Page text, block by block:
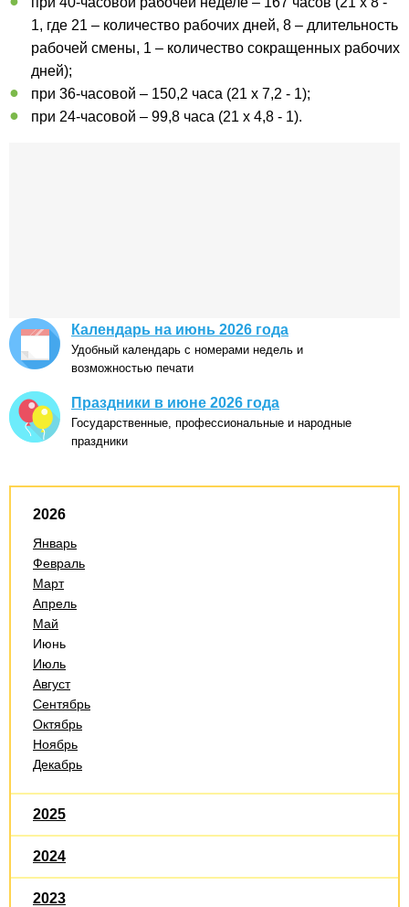
1, где 21 – количество рабочих дней, 8 – длительность
рабочей смены, 1 – количество сокращенных рабочих
дней);
при 36-часовой – 150,2 часа (21 x 7,2 - 1);
при 24-часовой – 99,8 часа (21 x 4,8 - 1).
Календарь на июнь 2026 года
Удобный календарь с номерами недель и
возможностью печати
Праздники в июне 2026 года
Государственные, профессиональные и народные
праздники
2026
Январь
Февраль
Март
Апрель
Май
Июнь
Июль
Август
Сентябрь
Октябрь
Ноябрь
Декабрь
2025
2024
2023